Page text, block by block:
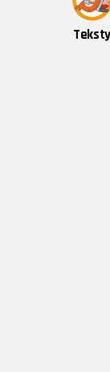
Teksty